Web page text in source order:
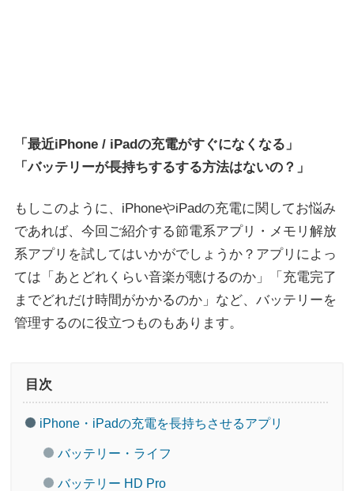
「最近iPhone / iPadの充電がすぐになくなる」
「バッテリーが長持ちするする方法はないの？」
もしこのように、iPhoneやiPadの充電に関してお悩み
であれば、今回ご紹介する節電系アプリ・メモリ解放
系アプリを試してはいかがでしょうか？アプリによっ
ては「あとどれくらい音楽が聴けるのか」「充電完了
までどれだけ時間がかかるのか」など、バッテリーを
管理するのに役立つものもあります。
目次
iPhone・iPadの充電を長持ちさせるアプリ
バッテリー・ライフ
バッテリー HD Pro